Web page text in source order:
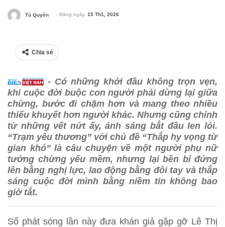
Tú Quyên - Đăng ngày 15 Th1, 2026
Chia sẻ
- Có những khởi đầu không trọn vẹn,
khi cuộc đời buộc con người phải dừng lại giữa
chừng, bước đi chậm hơn và mang theo nhiều
thiếu khuyết hơn người khác. Nhưng cũng chính
từ những vết nứt ấy, ánh sáng bắt đầu len lỏi.
“Trạm yêu thương” với chủ đề “Thắp hy vọng từ
gian khó” là câu chuyện về một người phụ nữ
tưởng chừng yếu mềm, nhưng lại bền bỉ đứng
lên bằng nghị lực, lao động bằng đôi tay và thắp
sáng cuộc đời mình bằng niềm tin không bao
giờ tắt.
Số phát sóng lần này đưa khán giả gặp gỡ Lê Thị